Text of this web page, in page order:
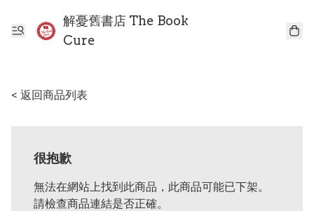
解憂舊書店 The Book
Cure
< 返回商品列表
很抱歉
無法在網站上找到此商品，此商品可能已下架。
請檢查商品連結是否正確。